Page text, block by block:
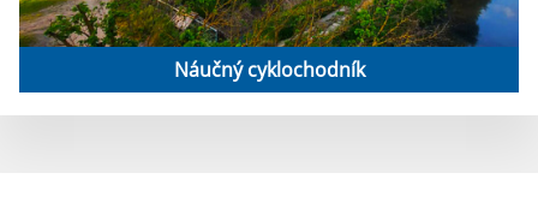
Náučný cyklochodník